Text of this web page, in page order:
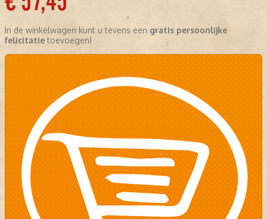
In de winkelwagen kunt u tevens een gratis persoonlijke
felicitatietoevoegen!